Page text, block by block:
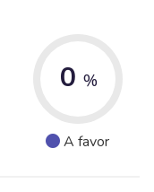
0 %
A favor